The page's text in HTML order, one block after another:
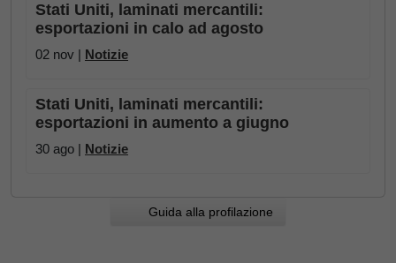
Stati Uniti, laminati mercantili:
esportazioni in calo ad agosto
02 nov | Notizie
Stati Uniti, laminati mercantili:
esportazioni in aumento a giugno
30 ago | Notizie
Guida alla profilazione